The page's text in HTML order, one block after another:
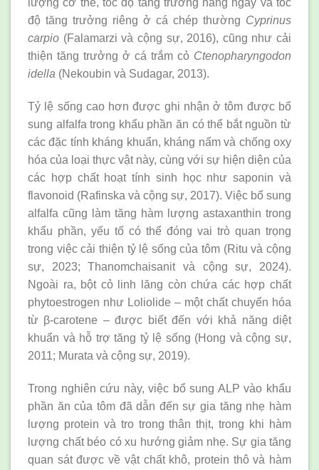
lượng cơ thể, tốc độ tăng trưởng hàng ngày và tốc
độ tăng trưởng riêng ở cá chép thường Cyprinus
carpio (Falamarzi và cộng sự, 2016), cũng như cải
thiện tăng trưởng ở cá trắm cỏ Ctenopharyngodon
idella (Nekoubin và Sudagar, 2013).
Tỷ lệ sống cao hơn được ghi nhận ở tôm được bổ
sung alfalfa trong khẩu phần ăn có thể bắt nguồn từ
các đặc tính kháng khuẩn, kháng nấm và chống oxy
hóa của loại thực vật này, cùng với sự hiện diện của
các hợp chất hoạt tính sinh học như saponin và
flavonoid (Rafinska và cộng sự, 2017). Việc bổ sung
alfalfa cũng làm tăng hàm lượng astaxanthin trong
khẩu phần, yếu tố có thể đóng vai trò quan trọng
trong việc cải thiện tỷ lệ sống của tôm (Ritu và cộng
sự, 2023; Thanomchaisanit và cộng sự, 2024).
Ngoài ra, bột cỏ linh lăng còn chứa các hợp chất
phytoestrogen như Loliolide – một chất chuyển hóa
từ β-carotene – được biết đến với khả năng diệt
khuẩn và hỗ trợ tăng tỷ lệ sống (Hong và cộng sự,
2011; Murata và cộng sự, 2019).
Trong nghiên cứu này, việc bổ sung ALP vào khẩu
phần ăn của tôm đã dẫn đến sự gia tăng nhẹ hàm
lượng protein và tro trong thân thịt, trong khi hàm
lượng chất béo có xu hướng giảm nhẹ. Sự gia tăng
quan sát được về vật chất khô, protein thô và hàm